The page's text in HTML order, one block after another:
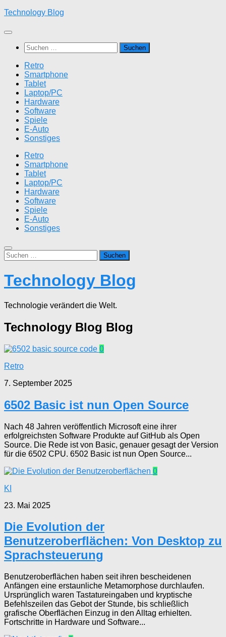
Zum
springen
Technology Blog
Suchen
nach:
Retro
Smartphone
Tablet
Laptop/PC
Hardware
Software
Spiele
E-Auto
Sonstiges
Retro
Smartphone
Tablet
Laptop/PC
Hardware
Software
Spiele
E-Auto
Sonstiges
Suchen
nach:
Technology Blog
Technologie verändert die Welt.
Technology Blog Blog
0
Retro
7. September 2025
6502 Basic ist nun Open Source
Nach 48 Jahren veröffentlich Microsoft eine ihrer
erfolgreichsten Software Produkte auf GitHub als Open
Source. Die Rede ist von Basic, genauer gesagt der Version
für die 6502 CPU. 6502 Basic ist nun Open Source...
0
KI
23. Mai 2025
Die Evolution der
Benutzeroberflächen: Von Desktop zu
Sprachsteuerung
Benutzeroberflächen haben seit ihren bescheidenen
Anfängen eine erstaunliche Metamorphose durchlaufen.
Ursprünglich waren Tastatureingaben und kryptische
Befehlszeilen das Gebot der Stunde, bis schließlich
grafische Oberflächen Einzug in den Alltag erhielten.
Fortschritte in Hardware und Software...